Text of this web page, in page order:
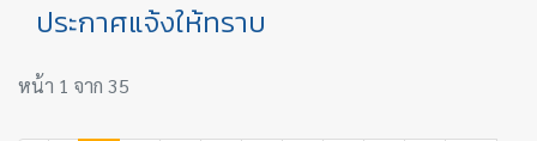
ประกาศแจ้งให้ทราบ
หน้า 1 จาก 35